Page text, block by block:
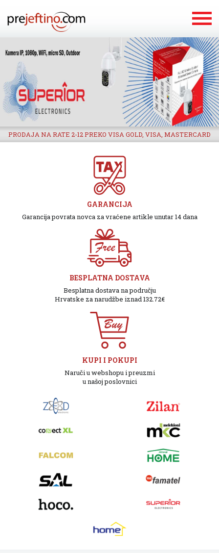
PRODAJA NA RATE 2-12 PREKO VISA GOLD, VISA, MASTERCARD
GARANCIJA
Garancija povrata novca za vraćene artikle unutar 14 dana
BESPLATNA DOSTAVA
Besplatna dostava na području
Hrvatske za narudžbe iznad 132.72€
KUPI I POKUPI
Naruči u webshopu i preuzmi
u našoj poslovnici